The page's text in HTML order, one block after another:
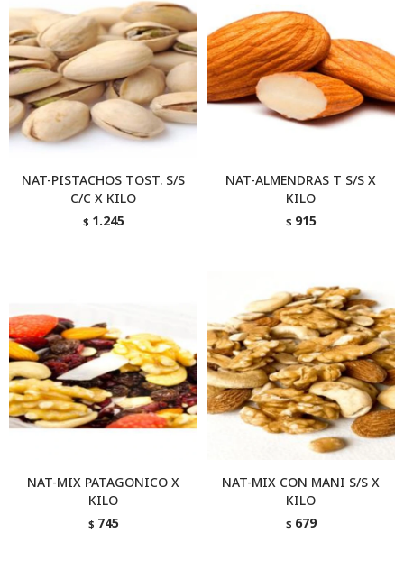
NAT-PISTACHOS TOST. S/S
C/C X KILO
$ 1.245
NAT-ALMENDRAS T S/S X
KILO
$ 915
NAT-MIX PATAGONICO X
KILO
$ 745
NAT-MIX CON MANI S/S X
KILO
$ 679